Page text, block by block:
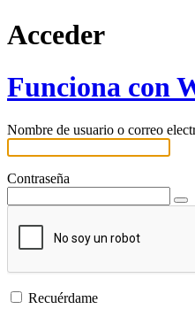
Acceder
Funciona con
Nombre de usuario o correo
Contraseña
Recuérdame